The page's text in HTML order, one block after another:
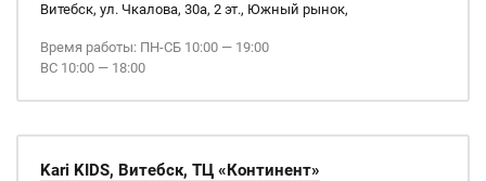
Витебск, ул. Чкалова, 30а, 2 эт., Южный рынок,
Время работы: ПН-СБ 10:00 — 19:00
ВС 10:00 — 18:00
Kari KIDS, Витебск, ТЦ «Континент»